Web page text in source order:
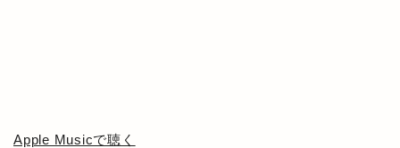
Apple Musicで聴く